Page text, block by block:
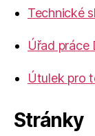
Technické
Úřad práce
Útulek pro
Stránky